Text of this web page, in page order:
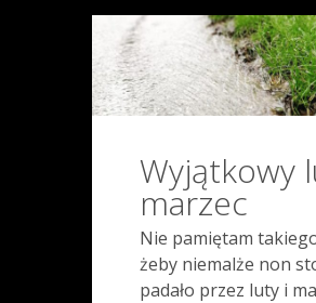
Wyjątkowy
marzec
Nie pamiętam
żeby niemalże non
padało przez luty i